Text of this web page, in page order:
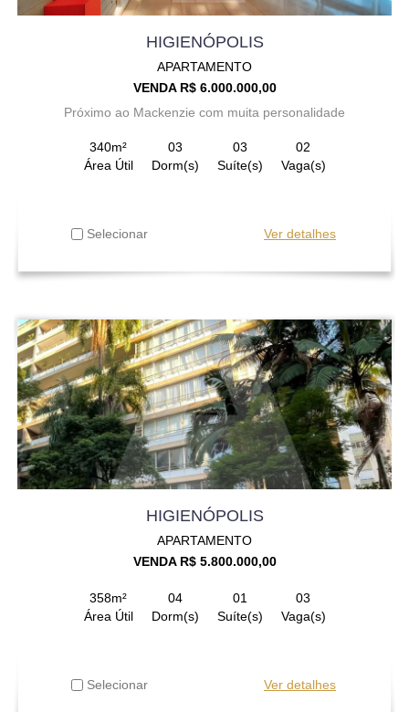
HIGIENÓPOLIS
APARTAMENTO
VENDA R$ 6.000.000,00
Próximo ao Mackenzie com muita personalidade
340m²
Área Útil
03
Dorm(s)
03
Suíte(s)
02
Vaga(s)
Selecionar Ver detalhes
HIGIENÓPOLIS
APARTAMENTO
VENDA R$ 5.800.000,00
358m²
Área Útil
04
Dorm(s)
01
Suíte(s)
03
Vaga(s)
Selecionar Ver detalhes